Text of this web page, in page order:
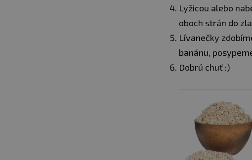
Lyžicou alebo
oboch strán do
Lívanečky
banánu,
Dobrú chuť :)